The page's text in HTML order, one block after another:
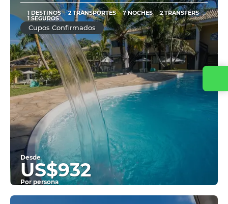
1 DESTINOS 2 TRANSPORTES 7 NOCHES 2 TRANSFERS
1 SEGUROS
Cupos Confirmados
Desde
US$932
Por persona
Ver